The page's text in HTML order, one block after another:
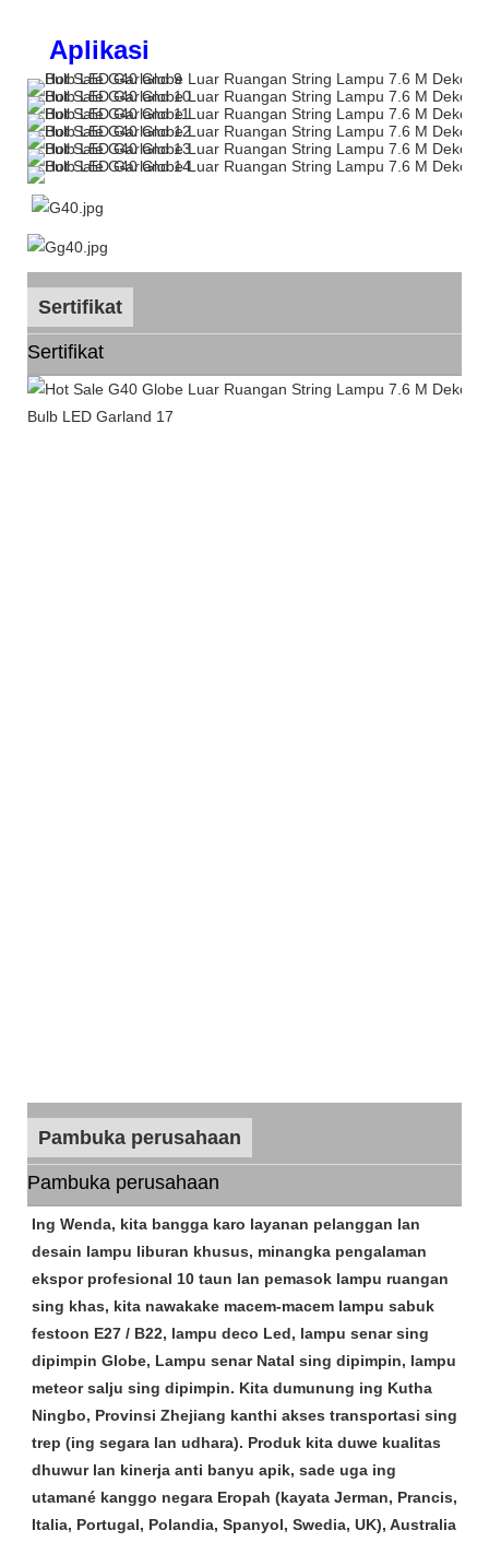
Aplikasi
Sertifikat
Sertifikat
Pambuka perusahaan
Pambuka perusahaan
Ing Wenda, kita bangga karo layanan pelanggan lan
desain lampu liburan khusus, minangka pengalaman
ekspor profesional 10 taun lan pemasok lampu ruangan
sing khas, kita nawakake macem-macem lampu sabuk
festoon E27 / B22, lampu deco Led, lampu senar sing
dipimpin Globe, Lampu senar Natal sing dipimpin, lampu
meteor salju sing dipimpin. Kita dumunung ing Kutha
Ningbo, Provinsi Zhejiang kanthi akses transportasi sing
trep (ing segara lan udhara). Produk kita duwe kualitas
dhuwur lan kinerja anti banyu apik, sade uga ing
utamané kanggo negara Eropah (kayata Jerman, Prancis,
Italia, Portugal, Polandia, Spanyol, Swedia, UK), Australia